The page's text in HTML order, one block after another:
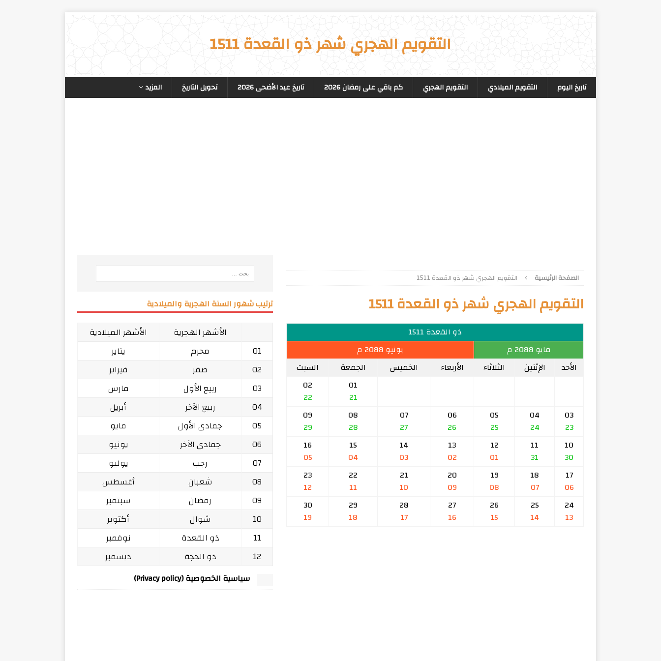
التقويم الهجري شهر ذو القعدة 1511
تاريخ اليوم التقويم الميلادي التقويم الهجري كم باقي على رمضان 2026 تاريخ عيد الأضحى 2026 تحويل التاريخ المزيد
الصفحة الرئيسية التقويم الهجري شهر ذو القعدة 1511
التقويم الهجري شهر ذو القعدة 1511
ذو القعدة 1511
مايو 2088 م
يونيو 2088 م
الأحد
الإثنين الثلاثاء الأربعاء الخميس الجمعة
السبت
01
21
02
22
03
23
04
24
05
25
06
26
07
27
08
28
09
29
10
30
11
31
12
01
13
02
14
03
15
04
16
05
17
06
18
07
19
08
20
09
21
10
22
11
23
12
24
13
25
14
26
15
27
16
28
17
29
18
30
19
ترتيب شهور السنة الهجرية والميلادية
الأشهر الهجرية
الأشهر الميلادية
01
محرم
يناير
02
صفر
فبراير
03
ربيع الأول
مارس
04
ربيع الآخر
أبريل
05
جمادى الأول
مايو
06
جمادى الآخر
يونيو
07
رجب
يوليو
08
شعبان
أغسطس
09
رمضان
سبتمبر
10
شوال
أكتوبر
11
ذو القعدة
نوفمبر
12
ذو الحجة ديسمبر
سياسية الخصوصية (Privacy policy)